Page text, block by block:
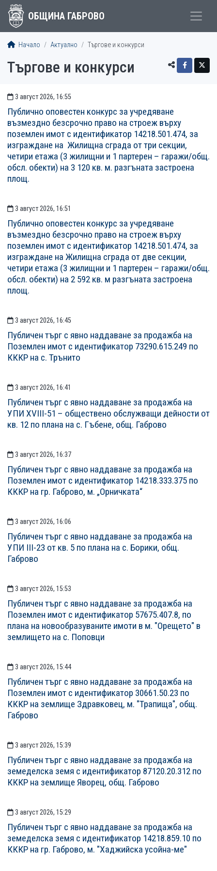
ОБЩИНА ГАБРОВО
Начало Актуално Търгове и конкурси
Търгове и конкурси
ОБЯВИ И СЪОБЩЕНИЯ
3 август 2026, 16:55
Публично оповестен конкурс за учредяване
възмездно безсрочно право на строеж върху
поземлен имот с идентификатор 14218.501.474, за
изграждане на Жилищна сграда от три секции,
четири етажа (3 жилищни и 1 партерен – гаражи/общ.
обсл. обекти) на 3 120 кв. м. разгъната застроена
площ.
3 август 2026, 16:51
Публично оповестен конкурс за учредяване
възмездно безсрочно право на строеж върху
поземлен имот с идентификатор 14218.501.474, за
изграждане на Жилищна сграда от две секции,
четири етажа (3 жилищни и 1 партерен – гаражи/общ.
обсл. обекти) на 2 592 кв. м разгъната застроена
площ.
3 август 2026, 16:45
Публичен търг с явно наддаване за продажба на
Поземлен имот с идентификатор 73290.615.249 по
КККР на с. Трънито
3 август 2026, 16:41
Публичен търг с явно наддаване за продажба на
УПИ XVIII-51 – обществено обслужващи дейности от
кв. 12 по плана на с. Гъбене, общ. Габрово
3 август 2026, 16:37
Публичен търг с явно наддаване за продажба на
Поземлен имот с идентификатор 14218.333.375 по
КККР на гр. Габрово, м. „Орничката“
3 август 2026, 16:06
Публичен търг с явно наддаване за продажба на
УПИ III-23 от кв. 5 по плана на с. Борики, общ.
Габрово
3 август 2026, 15:53
Публичен търг с явно наддаване за продажба на
Поземлен имот с идентификатор 57675.407.8, по
плана на новообразуваните имоти в м. "Орещето" в
землището на с. Поповци
3 август 2026, 15:44
Публичен търг с явно наддаване за продажба на
Поземлен имот с идентификатор 30661.50.23 по
КККР на землище Здравковец, м. "Трапища", общ.
Габрово
3 август 2026, 15:39
Публичен търг с явно наддаване за продажба на
земеделска земя с идентификатор 87120.20.312 по
КККР на землище Яворец, общ. Габрово
3 август 2026, 15:29
Публичен търг с явно наддаване за продажба на
земеделска земя с идентификатор 14218.859.10 по
КККР на гр. Габрово, м. "Хаджийска усойна-ме"